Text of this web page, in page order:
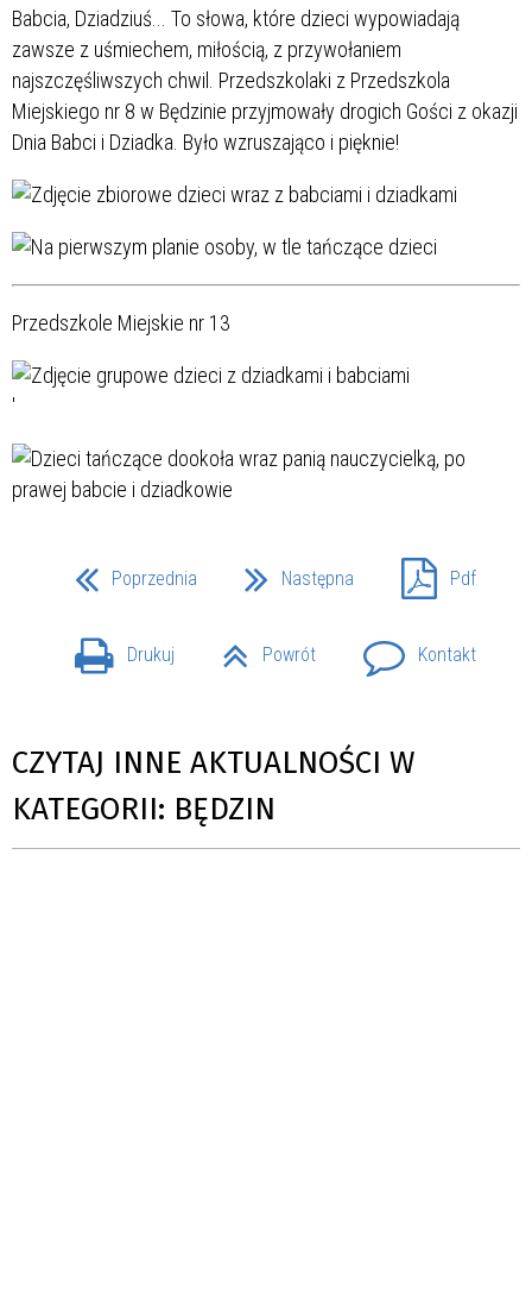
Babcia, Dziadziuś... To słowa, które dzieci wypowiadają
zawsze z uśmiechem, miłością, z przywołaniem
najszczęśliwszych chwil. Przedszkolaki z Przedszkola
Miejskiego nr 8 w Będzinie przyjmowały drogich Gości z okazji
Dnia Babci i Dziadka. Było wzruszająco i pięknie!
Przedszkole Miejskie nr 13
'
Poprzednia Następna Pdf
Drukuj Powrót Kontakt
CZYTAJ INNE AKTUALNOŚCI W
KATEGORII: BĘDZIN